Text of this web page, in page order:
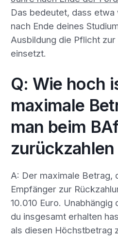
Das bedeutet, dass etwa
nach Ende deines
Ausbildung die Pflicht zur
einsetzt.
Q: Wie hoch
maximale
man beim
A: Der maximale Betrag,
Empfänger zur
10.010 Euro.
du insgesamt erhalten
als diesen Höchstbetrag